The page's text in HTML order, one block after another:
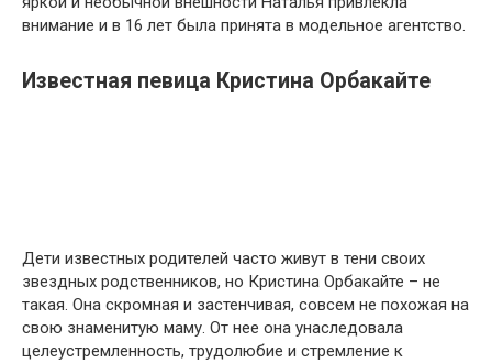
внимание и в 16 лет была принята в модельное агентство.
Известная певица Кристина Орбакайте
Дети известных родителей часто живут в тени своих
звездных родственников, но Кристина Орбакайте – не
такая. Она скромная и застенчивая, совсем не похожая на
свою знаменитую маму. От нее она унаследовала
целеустремленность, трудолюбие и стремление к